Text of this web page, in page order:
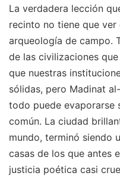
La verdadera lección
recinto no tiene que
arqueología de campo.
de las civilizaciones
que nuestras
sólidas, pero Madinat
todo puede evaporarse
común. La ciudad
mundo, terminó siendo
casas de los que antes
justicia poética casi